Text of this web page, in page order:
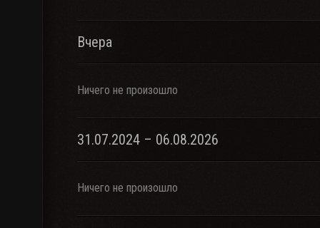
Вчера
Ничего не произошло
31.07.2024 – 06.08.2026
Ничего не произошло